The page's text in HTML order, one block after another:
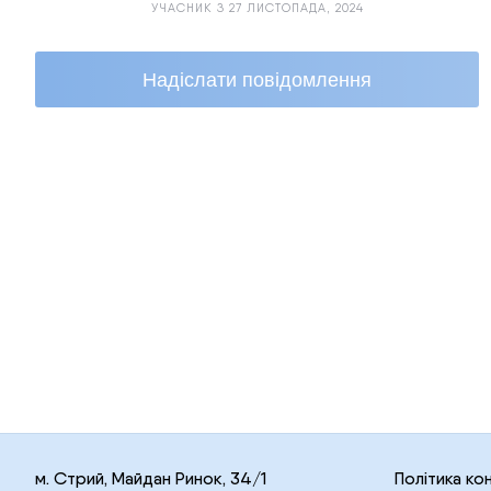
УЧАСНИК З 27 ЛИСТОПАДА, 2024
Надіслати повідомлення
м. Стрий, Майдан Ринок, 34/1 Політика